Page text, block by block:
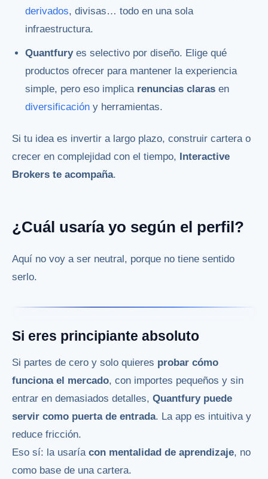
derivados, divisas… todo en una sola
infraestructura.
Quantfuryes selectivo por diseño. Elige qué
productos ofrecer para mantener la experiencia
simple, pero eso implica renuncias claras en
diversificación y herramientas.
Si tu idea es invertir a largo plazo, construir cartera o
crecer en complejidad con el tiempo, Interactive
Brokers te acompaña.
¿Cuál usaría yo según el perfil?
Aquí no voy a ser neutral, porque no tiene sentido
serlo.
Si eres principiante absoluto
Si partes de cero y solo quieres probar cómo
funciona el mercado, con importes pequeños y sin
entrar en demasiados detalles, Quantfury puede
servir como puerta de entrada. La app es intuitiva y
reduce fricción.
Eso sí: la usaría con mentalidad de aprendizaje, no
como base de una cartera.